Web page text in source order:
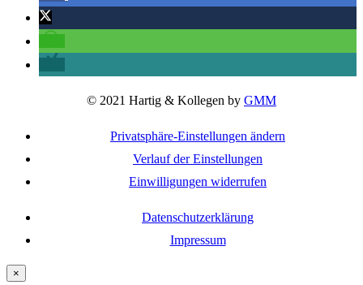
© 2021 Hartig & Kollegen by GMM
Privatsphäre-Einstellungen ändern
Verlauf der Einstellungen
Einwilligungen widerrufen
Datenschutzerklärung
Impressum
×